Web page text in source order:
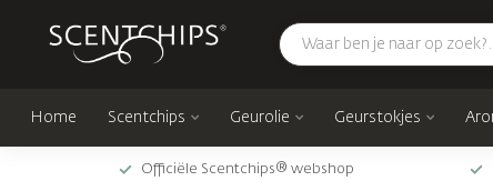
Home Scentchips Geurolie Geurstokjes
Officiële Scentchips® webshop